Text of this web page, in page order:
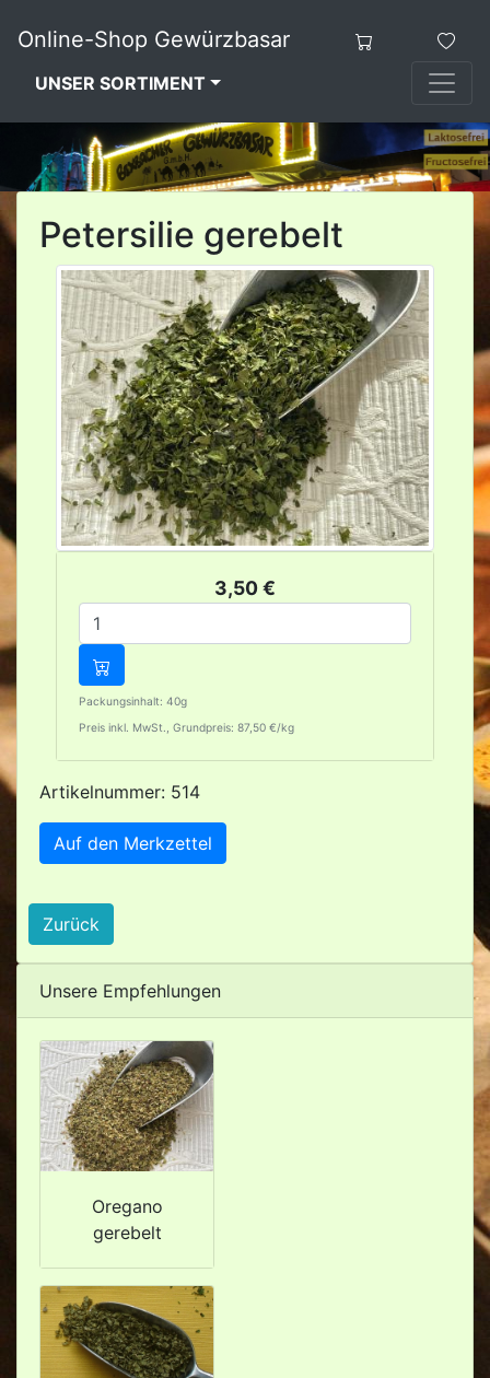
Online-Shop Gewürzbasar
UNSER SORTIMENT
Petersilie gerebelt
3,50 €
Packungsinhalt: 40g
Preis inkl. MwSt., Grundpreis: 87,50 €/kg
Artikelnummer: 514
Auf den Merkzettel
Zurück
Unsere Empfehlungen
Oregano
gerebelt